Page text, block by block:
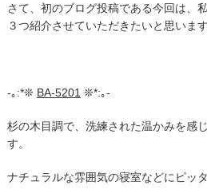
さて、初のブログ投稿である今回は、
３つ紹介させていただきたいと思いま
-｡:*❊ BA-5201 ❊*:｡-
杉の木目調で、洗練された温かみを感
す。
ナチュラルな雰囲気の寝室などにピッタ